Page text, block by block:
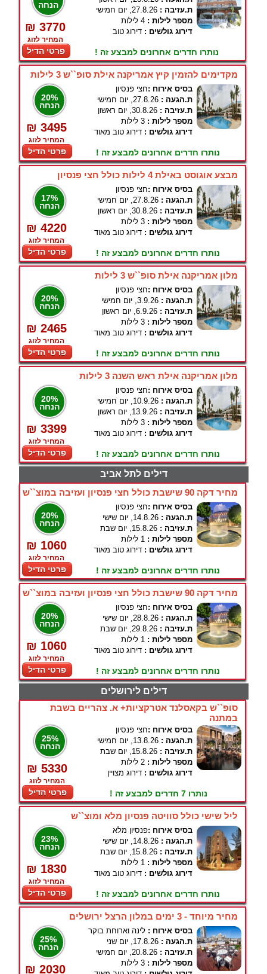
הנחה
₪ 3770
המחיר לזוג
פרטי הדיל
ת.עזיבה : 27.8.26, יום חמישי
מספר לילות : 4 לילות
דירוג גולשים : דירוג טוב
נותרו חדרים אחרונים למבצע זה !
מקדימים להזמין קיץ אמריקנה אילת סופ``ש 3 לילות
20%
הנחה
₪ 3495
המחיר לזוג
פרטי הדיל
בסיס אירוח :חצי פנסיון
ת.הגעה : 27.8.26, יום חמישי
ת.עזיבה : 30.8.26, יום ראשון
מספר לילות : 3 לילות
דירוג גולשים : דירוג טוב מאוד
נותרו חדרים אחרונים למבצע זה !
מבצע אוגוסט באילת 4 לילות כולל חצי פנסיון
17%
הנחה
₪ 4220
המחיר לזוג
פרטי הדיל
בסיס אירוח :חצי פנסיון
ת.הגעה : 27.8.26, יום חמישי
ת.עזיבה : 30.8.26, יום ראשון
מספר לילות : 3 לילות
דירוג גולשים : דירוג טוב מאוד
נותרו חדרים אחרונים למבצע זה !
מלון אמריקנה אילת סופ``ש 3 לילות
20%
הנחה
₪ 2465
המחיר לזוג
פרטי הדיל
בסיס אירוח :חצי פנסיון
ת.הגעה : 3.9.26, יום חמישי
ת.עזיבה : 6.9.26, יום ראשון
מספר לילות : 3 לילות
דירוג גולשים : דירוג טוב מאוד
נותרו חדרים אחרונים למבצע זה !
מלון אמריקנה אילת ראש השנה 3 לילות
20%
הנחה
₪ 3399
המחיר לזוג
פרטי הדיל
בסיס אירוח :חצי פנסיון
ת.הגעה : 10.9.26, יום חמישי
ת.עזיבה : 13.9.26, יום ראשון
מספר לילות : 3 לילות
דירוג גולשים : דירוג טוב מאוד
נותרו חדרים אחרונים למבצע זה !
דילים לתל אביב
מחיר דקה 90 שישבת כולל חצי פנסיון ועזיבה במוצ``ש
20%
הנחה
₪ 1060
המחיר לזוג
פרטי הדיל
בסיס אירוח :חצי פנסיון
ת.הגעה : 14.8.26, יום שישי
ת.עזיבה : 15.8.26, יום שבת
מספר לילות : 1 לילות
דירוג גולשים : דירוג טוב מאוד
נותרו חדרים אחרונים למבצע זה !
מחיר דקה 90 שישבת כולל חצי פנסיון ועזיבה במוצ``ש
20%
הנחה
₪ 1060
המחיר לזוג
פרטי הדיל
בסיס אירוח :חצי פנסיון
ת.הגעה : 28.8.26, יום שישי
ת.עזיבה : 29.8.26, יום שבת
מספר לילות : 1 לילות
דירוג גולשים : דירוג טוב מאוד
נותרו חדרים אחרונים למבצע זה !
דילים לירושלים
סופ``ש בקאסלנד אטרקציות+ א. צהריים בשבת
במתנה
25%
הנחה
₪ 5330
המחיר לזוג
פרטי הדיל
בסיס אירוח :חצי פנסיון
ת.הגעה : 13.8.26, יום חמישי
ת.עזיבה : 15.8.26, יום שבת
מספר לילות : 2 לילות
דירוג גולשים : דירוג מצויין
נותרו 7 חדרים למבצע זה !
ליל שישי כולל סוויטה פנסיון מלא ומוצ``ש
23%
הנחה
₪ 1830
המחיר לזוג
פרטי הדיל
בסיס אירוח :פנסיון מלא
ת.הגעה : 14.8.26, יום שישי
ת.עזיבה : 15.8.26, יום שבת
מספר לילות : 1 לילות
דירוג גולשים : דירוג טוב מאוד
נותרו חדרים אחרונים למבצע זה !
מחיר מיוחד - 3 ימים במלון הרצל ירושלים
25%
הנחה
₪ 2030
בסיס אירוח : לינה וארוחת בוקר
ת.הגעה : 17.8.26, יום שני
ת.עזיבה : 20.8.26, יום חמישי
מספר לילות : 3 לילות